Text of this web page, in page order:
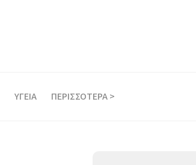
ΥΓΕΙΑ ΠΕΡΙΣΣΟΤΕΡΑ >